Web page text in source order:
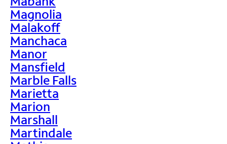
Magnolia
Malakoff
Manchaca
Manor
Mansfield
Marble Falls
Marietta
Marion
Marshall
Martindale